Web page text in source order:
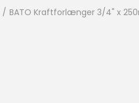
/ BATO Kraftforlænger 3/4" x